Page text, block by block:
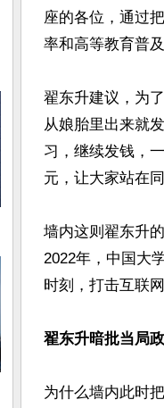
座的各位，通过
率和高等教育普及
翟东升建议，为
从娘胎里出来就
习，继续发钱，
元，让大家站在
墙内这则翟东升
2022年，中国大
时刻，打击互联
翟东升暗批当局
为什么墙内此时